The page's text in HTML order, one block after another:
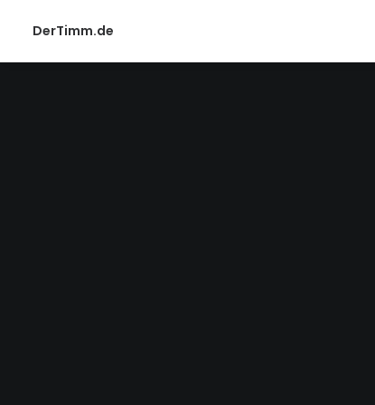
DerTimm.de